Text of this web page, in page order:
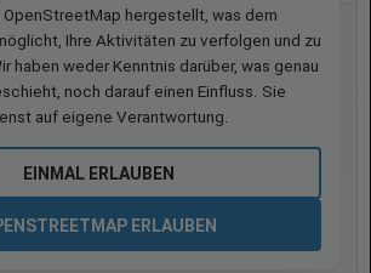
OpenStreetMap hergestellt, was dem
Ihre Aktivitäten zu verfolgen und zu
haben weder Kenntnis darüber, was genau
noch darauf einen Einfluss. Sie
auf eigene Verantwortung.
EINMAL ERLAUBEN
ERLAUBEN